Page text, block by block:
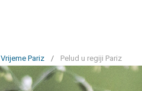
Vrijeme Pariz / Pelud u regiji Pariz